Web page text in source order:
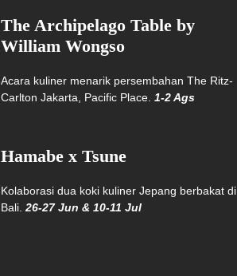
The Archipelago Table by
William Wongso
Acara kuliner menarik persembahan The Ritz-
Carlton Jakarta, Pacific Place. 1-2 Ags
Hamabe x Tsune
Kolaborasi dua koki kuliner Jepang berbakat di
Bali. 26-27 Jun & 10-11 Jul